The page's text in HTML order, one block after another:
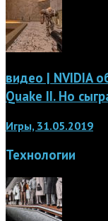
видео | NVIDIA
Quake II. Но
Игры, 31.05.2019
Технологии